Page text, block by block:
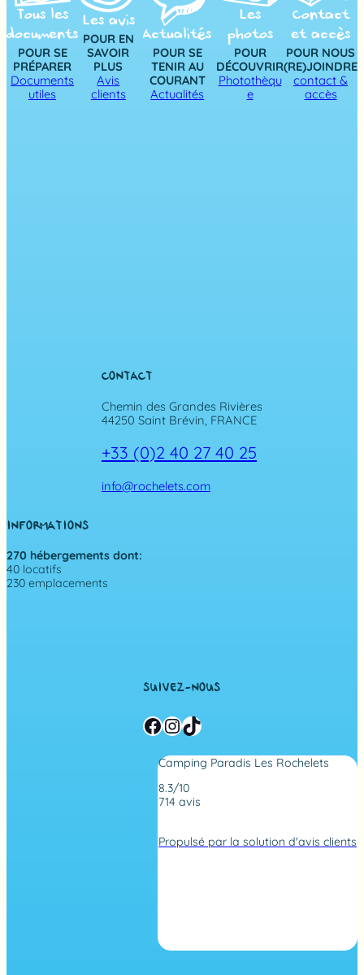
Tous les
documents
POUR SE
PRÉPARER
Documents
utiles
Les avis
POUR EN
SAVOIR
PLUS
Avis
clients
Actualités
POUR SE
TENIR AU
COURANT
Actualités
Les
photos
POUR
DÉCOUVRIR
Photothèqu
e
Contact
et accès
POUR NOUS
(RE)JOINDRE
contact &
accès
CONTACT
Chemin des Grandes Rivières
44250 Saint Brévin, FRANCE
+33 (0)2 40 27 40 25
info@rochelets.com
INFORMATIONS
270 hébergements dont:
40 locatifs
230 emplacements
SUIVEZ-NOUS
Facebook InstagramTikTok
Camping Paradis Les Rochelets
8.3/10
714 avis
o
2
s
Propulsé par la solution d'avis clients